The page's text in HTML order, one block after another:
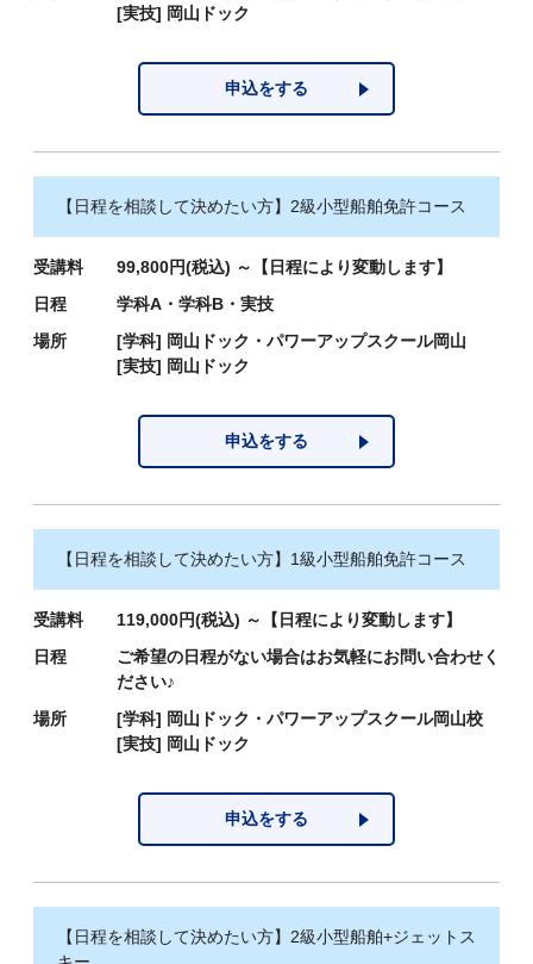
[実技] 岡山ドック
申込をする
【日程を相談して決めたい方】2級小型船舶免許コース
受講料
99,800円(税込) ～【日程により変動します】
日程
学科A・学科B・実技
場所
[学科] 岡山ドック・パワーアップスクール岡山
[実技] 岡山ドック
申込をする
【日程を相談して決めたい方】1級小型船舶免許コース
受講料
119,000円(税込) ～【日程により変動します】
日程
ご希望の日程がない場合はお気軽にお問い合わせく
ださい♪
場所
[学科] 岡山ドック・パワーアップスクール岡山校
[実技] 岡山ドック
申込をする
【日程を相談して決めたい方】2級小型船舶+ジェットス